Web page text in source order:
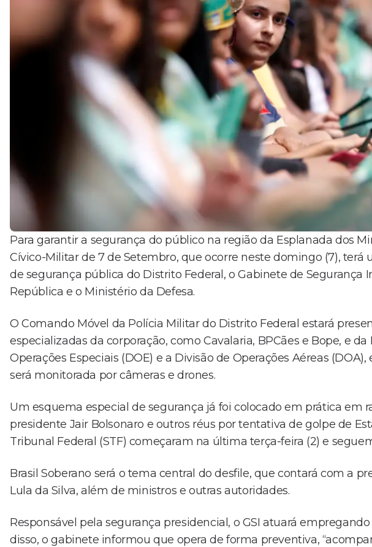
Para garantir a segurança do público na região da Esplanada dos
Cívico-Militar de 7 de Setembro, que ocorre neste domingo (7), terá
de segurança pública do Distrito Federal, o Gabinete de Segurança
República e o Ministério da Defesa.
O Comando Móvel da Polícia Militar do Distrito Federal estará
especializadas da corporação, como Cavalaria, BPCães e Bope, e
Operações Especiais (DOE) e a Divisão de Operações Aéreas
será monitorada por câmeras e drones.
Um esquema especial de segurança já foi colocado em prática em
presidente Jair Bolsonaro e outros réus por tentativa de golpe de
Tribunal Federal (STF) começaram na última terça-feira (2) e
Brasil Soberano será o tema central do desfile, que contará com a
Lula da Silva, além de ministros e outras autoridades.
Responsável pela segurança presidencial, o GSI atuará
disso, o gabinete informou que opera de forma preventiva,